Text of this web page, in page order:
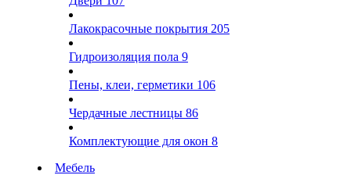
Лакокрасочные покрытия 205
Гидроизоляция пола 9
Пены, клеи, герметики 106
Чердачные лестницы 86
Комплектующие для окон 8
Мебель